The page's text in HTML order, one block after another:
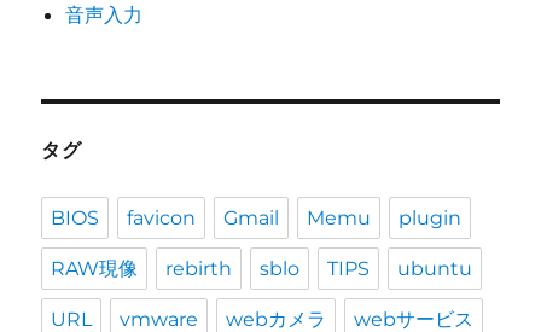
音声入力
タグ
BIOS favicon Gmail Memu plugin
RAW現像 rebirth sblo TIPS ubuntu
URL vmware webカメラ webサービス